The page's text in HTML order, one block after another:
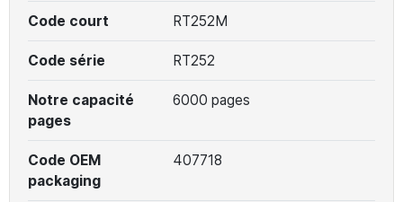
Code court RT252M
Code série RT252
Notre capacité
pages
6000 pages
Code OEM
packaging
407718